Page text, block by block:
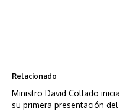
Relacionado
Ministro David Collado inicia
su primera presentación del